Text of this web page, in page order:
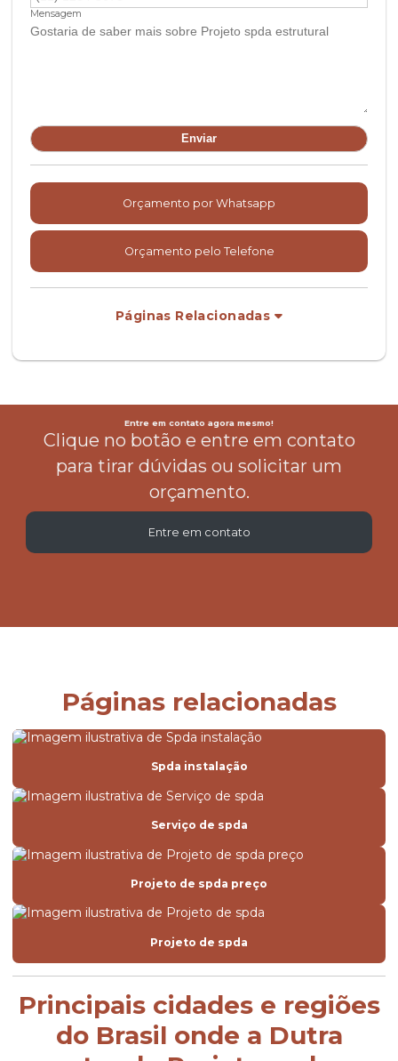
Mensagem
Orçamento por Whatsapp
Orçamento pelo Telefone
Páginas Relacionadas
Entre em contato agora mesmo!
Clique no botão e entre em contato
para tirar dúvidas ou solicitar um
orçamento.
Entre em contato
Páginas relacionadas
Spda instalação
Serviço de spda
Projeto de spda preço
Projeto de spda
Principais cidades e regiões
do Brasil onde a Dutra